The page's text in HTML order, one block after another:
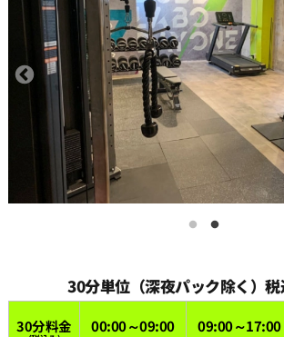
14:00
14:30
16:30 30分単位（深夜パック除く）
30分料金 00:00～09:00 09:00～17:00